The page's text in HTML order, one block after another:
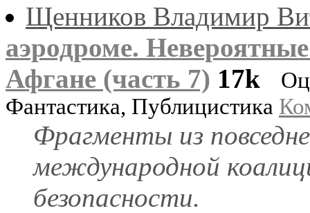
Щенников Владимир
аэродроме.
Афгане (часть 7) 17k
Фантастика, Публицистика
Фрагменты из
международной
безопасности.